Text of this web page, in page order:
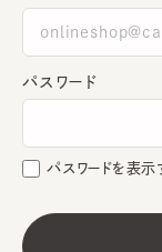
パスワード
パスワードを表示